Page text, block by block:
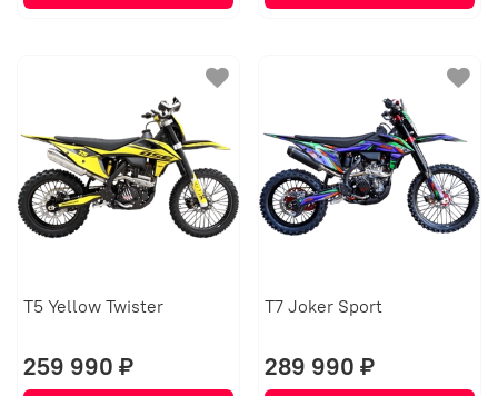
T5 Yellow Twister
259 990 ₽
T7 Joker Sport
289 990 ₽